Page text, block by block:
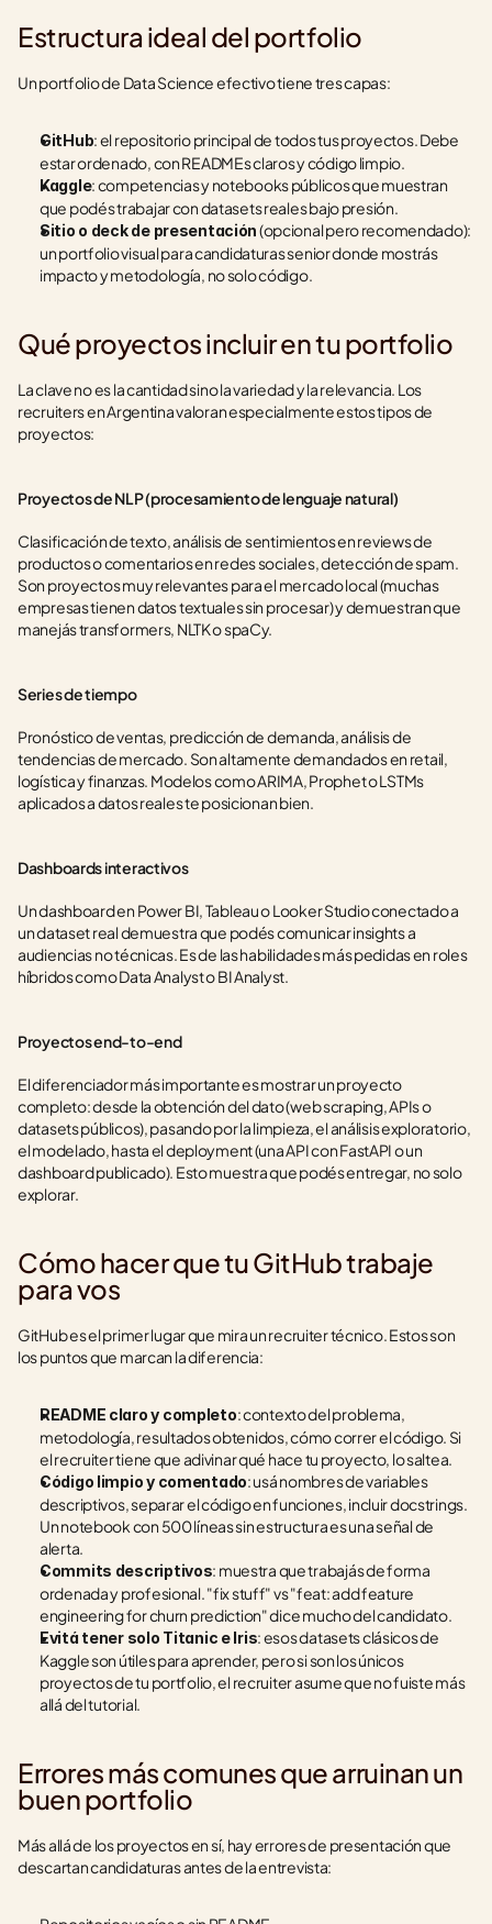
Estructura ideal del portfolio
Un portfolio de Data Science efectivo tiene tres capas:
GitHub: el repositorio principal de todos tus proyectos. Debe
estar ordenado, con READMEs claros y código limpio.
Kaggle: competencias y notebooks públicos que muestran
que podés trabajar con datasets reales bajo presión.
Sitio o deck de presentación (opcional pero recomendado):
un portfolio visual para candidaturas senior donde mostrás
impacto y metodología, no solo código.
Qué proyectos incluir en tu portfolio
La clave no es la cantidad sino la variedad y la relevancia. Los
recruiters en Argentina valoran especialmente estos tipos de
proyectos:
Proyectos de NLP (procesamiento de lenguaje natural)
Clasificación de texto, análisis de sentimientos en reviews de
productos o comentarios en redes sociales, detección de spam.
Son proyectos muy relevantes para el mercado local (muchas
empresas tienen datos textuales sin procesar) y demuestran que
manejás transformers, NLTK o spaCy.
Series de tiempo
Pronóstico de ventas, predicción de demanda, análisis de
tendencias de mercado. Son altamente demandados en retail,
logística y finanzas. Modelos como ARIMA, Prophet o LSTMs
aplicados a datos reales te posicionan bien.
Dashboards interactivos
Un dashboard en Power BI, Tableau o Looker Studio conectado a
un dataset real demuestra que podés comunicar insights a
audiencias no técnicas. Es de las habilidades más pedidas en roles
híbridos como Data Analyst o BI Analyst.
Proyectos end-to-end
El diferenciador más importante es mostrar un proyecto
completo: desde la obtención del dato (web scraping, APIs o
datasets públicos), pasando por la limpieza, el análisis exploratorio,
el modelado, hasta el deployment (una API con FastAPI o un
dashboard publicado). Esto muestra que podés entregar, no solo
explorar.
Cómo hacer que tu GitHub trabaje
para vos
GitHub es el primer lugar que mira un recruiter técnico. Estos son
los puntos que marcan la diferencia:
README claro y completo: contexto del problema,
metodología, resultados obtenidos, cómo correr el código. Si
el recruiter tiene que adivinar qué hace tu proyecto, lo saltea.
Código limpio y comentado: usá nombres de variables
descriptivos, separar el código en funciones, incluir docstrings.
Un notebook con 500 líneas sin estructura es una señal de
alerta.
Commits descriptivos: muestra que trabajás de forma
ordenada y profesional. "fix stuff" vs "feat: add feature
engineering for churn prediction" dice mucho del candidato.
Evitá tener solo Titanic e Iris: esos datasets clásicos de
Kaggle son útiles para aprender, pero si son los únicos
proyectos de tu portfolio, el recruiter asume que no fuiste más
allá del tutorial.
Errores más comunes que arruinan un
buen portfolio
Más allá de los proyectos en sí, hay errores de presentación que
descartan candidaturas antes de la entrevista: